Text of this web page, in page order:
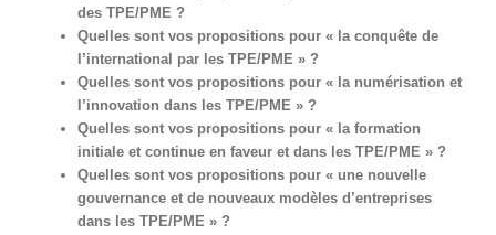
des TPE/PME ?
Quelles sont vos propositions pour « la conquête de
l’international par les TPE/PME » ?
Quelles sont vos propositions pour « la numérisation et
l’innovation dans les TPE/PME » ?
Quelles sont vos propositions pour « la formation
initiale et continue en faveur et dans les TPE/PME » ?
Quelles sont vos propositions pour « une nouvelle
gouvernance et de nouveaux modèles d’entreprises
dans les TPE/PME » ?